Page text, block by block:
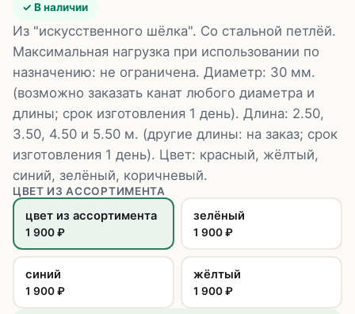
✓ В наличии
Из "искусственного шёлка". Со стальной петлёй.
Максимальная нагрузка при использовании по
назначению: не ограничена. Диаметр: 30 мм.
(возможно заказать канат любого диаметра и
длины; срок изготовления 1 день). Длина: 2.50,
3.50, 4.50 и 5.50 м. (другие длины: на заказ; срок
изготовления 1 день). Цвет: красный, жёлтый,
синий, зелёный, коричневый.
ЦВЕТ ИЗ АССОРТИМЕНТА
цвет из ассортимента
1 900₽
зелёный
1 900₽
синий
1 900₽
жёлтый
1 900₽